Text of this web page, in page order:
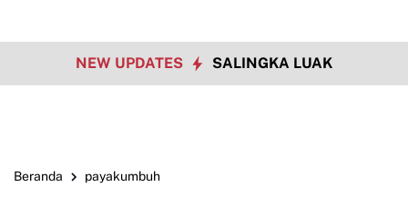
NEW UPDATES SALINGKA LUAK
Beranda payakumbuh